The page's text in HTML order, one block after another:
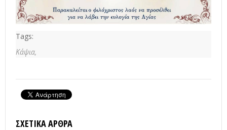
Tags:
Κάψια,
ΣΧΕΤΙΚΆ ΆΡΘΡΑ